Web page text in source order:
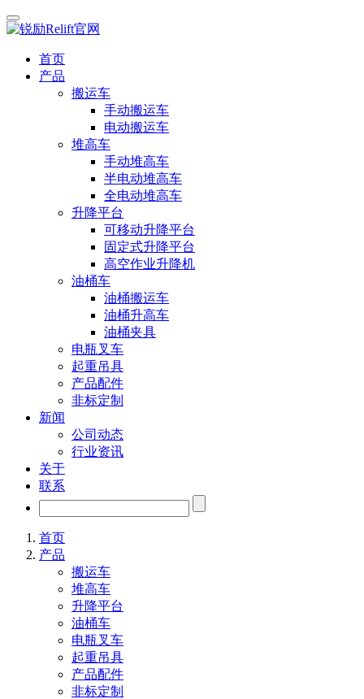
首页
产品
搬运车
手动搬运车
电动搬运车
堆高车
手动堆高车
半电动堆高车
全电动堆高车
升降平台
可移动升降平台
固定式升降平台
高空作业升降机
油桶车
油桶搬运车
油桶升高车
油桶夹具
电瓶叉车
起重吊具
产品配件
非标定制
新闻
公司动态
行业资讯
关于
联系
首页
产品
搬运车
堆高车
升降平台
油桶车
电瓶叉车
起重吊具
产品配件
非标定制